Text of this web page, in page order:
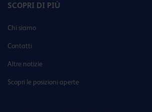
SCOPRI DI PIÙ
Chi siamo
Contatti
Altre notizie
Scopri le posizioni aperte